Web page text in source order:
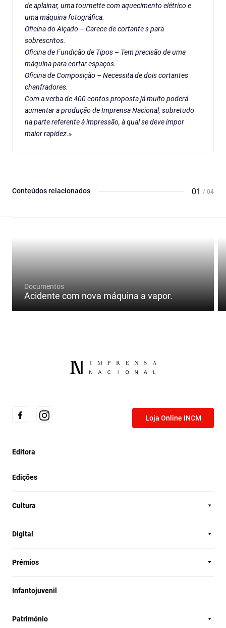
de aplainar, uma tournette com aquecimento elétrico e
uma máquina fotográfica.
Oficina do Alçado – Carece de cortante s para
sobrescritos.
Oficina de Fundição de Tipos – Tem precisão de uma
máquina para cortar espaços.
Oficina de Composição – Necessita de dois cortantes
chanfradores.
Com a verba de 400 contos proposta já muito poderá
aumentar a produção de Imprensa Nacional, sobretudo
na parte referente à impressão, à qual se deve impor
maior rapidez.»
Conteúdos relacionados 01 / 04
Documentos
Acidente com nova máquina a vapor.
Loja Online INCM
Editora
Edições
Cultura
Digital
Prémios
Infantojuvenil
Património